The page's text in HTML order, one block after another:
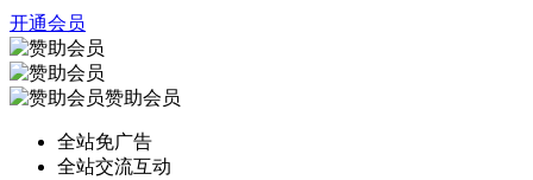
开通会员
赞助会员
全站免广告
全站交流互动